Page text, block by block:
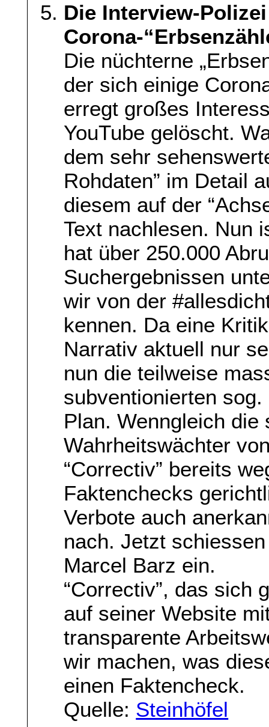
Die Interview-
Corona-
Die nüchterne
der sich einige
erregt großes
YouTube gelöscht.
dem sehr
Rohdaten” im Detail
diesem auf der
Text nachlesen. Nun
hat über 250.000
Suchergebnissen
wir von der
kennen. Da eine
Narrativ aktuell nur
nun die teilweise
subventionierten sog.
Plan. Wenngleich die
Wahrheitswächter
“Correctiv” bereits
Faktenchecks
Verbote auch
nach. Jetzt
Marcel Barz ein.
“Correctiv”, das sich
auf seiner Website
transparente
wir machen, was
einen Faktencheck.
Quelle: Steinhöfel